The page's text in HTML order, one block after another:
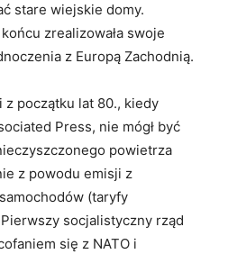
stare wiejskie domy.
zrealizowała swoje
z Europą Zachodnią.
z początku lat 80., kiedy
Press, nie mógł być
powietrza
z powodu emisji z
(taryfy
socjalistyczny rząd
się z NATO i